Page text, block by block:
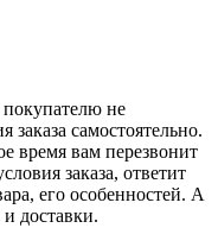
не
самостоятельно.
время вам перезвонит
заказа, ответит
его особенностей. А
доставки.